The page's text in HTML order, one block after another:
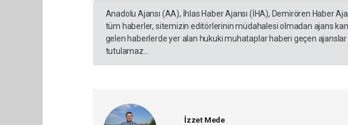
Anadolu Ajansı (AA), İhlas Haber Ajansı (İHA), Demirören Haber
tüm haberler, sitemizin editörlerinin müdahalesi olmadan ajans
gelen haberlerde yer alan hukuki muhataplar haberi geçen
tutulamaz...
İzzet Mede